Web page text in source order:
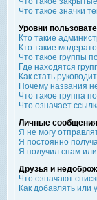
Что такое значки
Уровни
Кто такие
Кто такие
Что такое группы
Где находятся
Как стать
Почему названия
Что такое группа
Что означает
Личные сообщения
Я не могу
Я постоянно
Я получил спам
Друзья и
Что означают
Как добавлять или